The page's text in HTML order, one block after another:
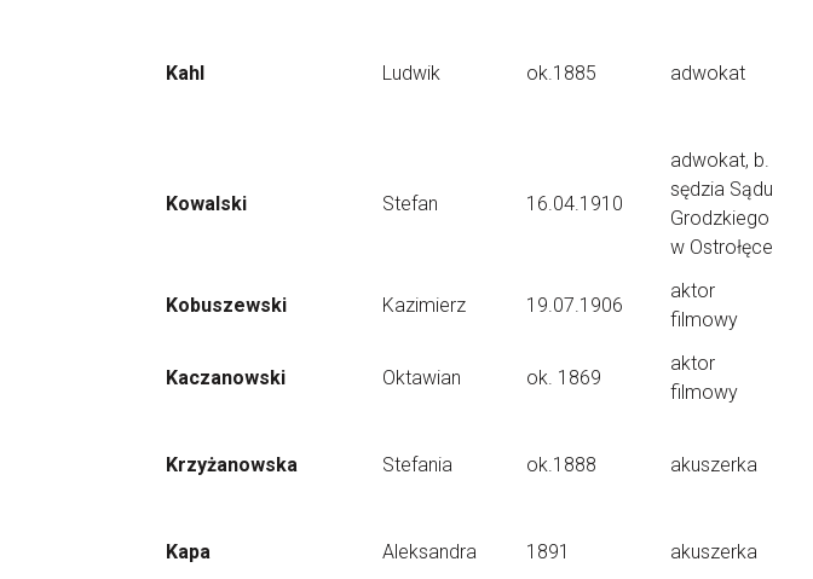
Kahl Ludwik ok.1885 adwokat
Kowalski Stefan 16.04.1910
adwokat, b.
sędzia Sądu
Grodzkiego
w Ostrołęce
Kobuszewski Kazimierz 19.07.1906
aktor
filmowy
Kaczanowski Oktawian ok. 1869
aktor
filmowy
Krzyżanowska Stefania ok.1888 akuszerka
Kapa Aleksandra 1891 akuszerka